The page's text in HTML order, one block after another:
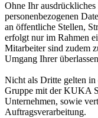
Ohne Ihr
personenbezogenen
an öffentliche Stellen,
erfolgt nur im Rahmen
Mitarbeiter sind zudem
Umgang Ihrer
Nicht als Dritte gelten
Gruppe mit der KUKA
Unternehmen, sowie
Auftragsverarbeitung.